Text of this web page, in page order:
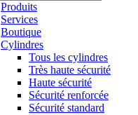
Produits
Services
Boutique
Cylindres
Tous les cylindres
Très haute sécurité
Haute sécurité
Sécurité renforcée
Sécurité standard